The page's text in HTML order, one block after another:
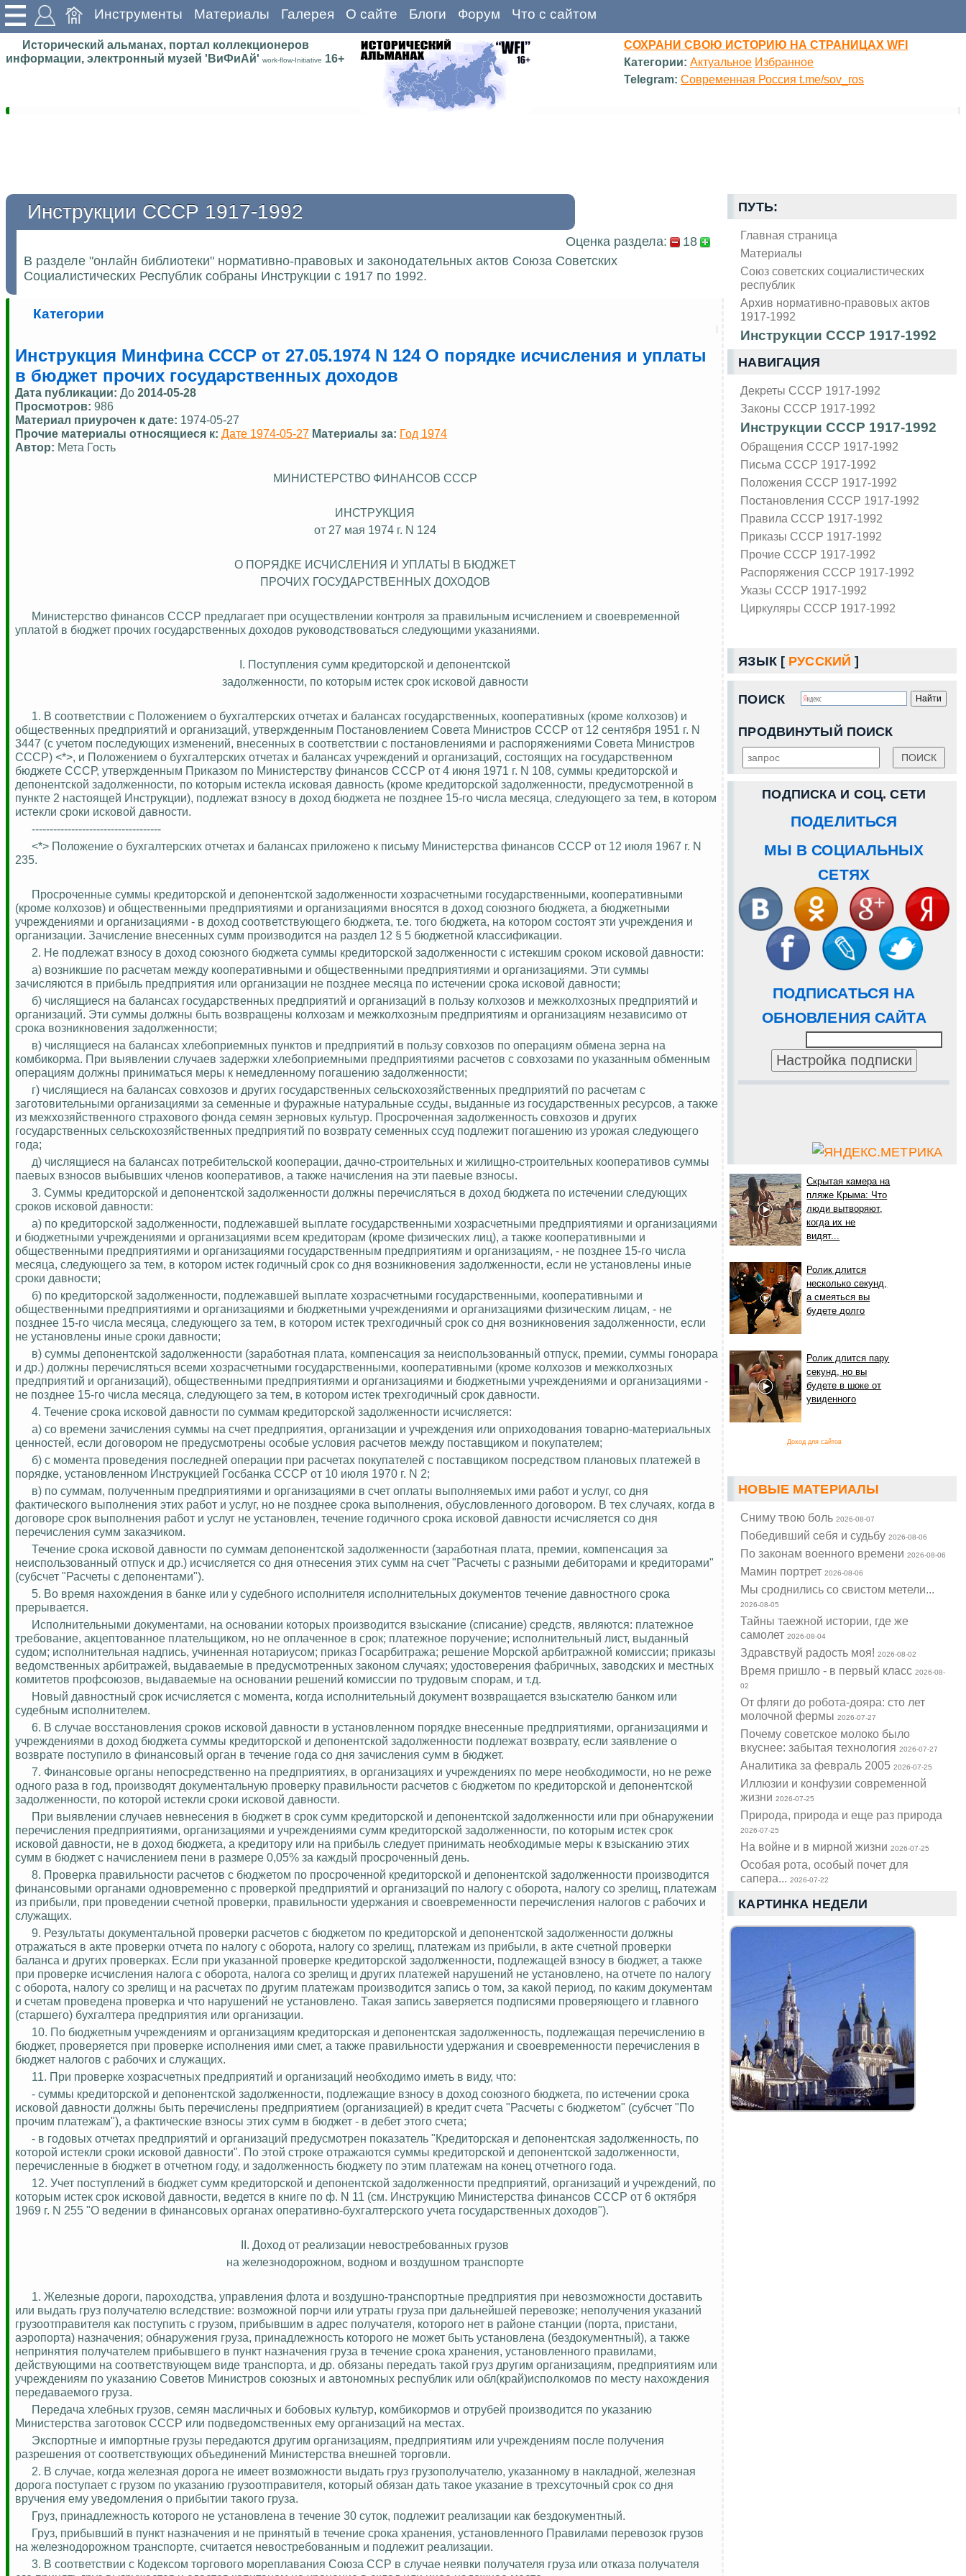
Инструменты Материалы Галерея О сайте Блоги Форум Что с сайтом
Исторический альманах, портал коллекционеров
информации, электронный музей 'ВиФиАй' work-flow-Initiative 16+
СОХРАНИ СВОЮ ИСТОРИЮ НА СТРАНИЦАХ WFI
Категории: Актуальное Избранное
Telegram: Современная Россия t.me/sov_ros
ПУТЬ:
Главная страница
Материалы
Союз советских социалистических
республик
Архив нормативно-правовых актов
1917-1992
Инструкции СССР 1917-1992
НАВИГАЦИЯ
Декреты СССР 1917-1992
Законы СССР 1917-1992
Инструкции СССР 1917-1992
Обращения СССР 1917-1992
Письма СССР 1917-1992
Положения СССР 1917-1992
Постановления СССР 1917-1992
Правила СССР 1917-1992
Приказы СССР 1917-1992
Прочие СССР 1917-1992
Распоряжения СССР 1917-1992
Указы СССР 1917-1992
Циркуляры СССР 1917-1992
ЯЗЫК [ РУССКИЙ ]
ПОИСК
ПРОДВИНУТЫЙ ПОИСК
ПОДПИСКА И СОЦ. СЕТИ
ПОДЕЛИТЬСЯ
МЫ В СОЦИАЛЬНЫХ
СЕТЯХ
ПОДПИСАТЬСЯ НА
ОБНОВЛЕНИЯ САЙТА
Скрытая камера на
пляже Крыма: Что
люди вытворяют,
когда их не
видят...
Ролик длится
несколько секунд,
а смеяться вы
будете долго
Ролик длится пару
секунд, но вы
будете в шоке от
увиденного
Доход для сайтов
НОВЫЕ МАТЕРИАЛЫ
Cниму твою боль2026-08-07
Победивший себя и судьбу2026-08-06
По законам военного времени2026-08-06
Мамин портрет2026-08-06
Мы сроднились со свистом метели...
2026-08-05
Тайны таежной истории, где же
самолет2026-08-04
Здравствуй радость моя!2026-08-02
Время пришло - в первый класс2026-08-
02
От фляги до робота-дояра: сто лет
молочной фермы2026-07-27
Почему советское молоко было
вкуснее: забытая технология2026-07-27
Аналитика за февраль 20052026-07-25
Иллюзии и конфузии современной
жизни2026-07-25
Природа, природа и еще раз природа
2026-07-25
На войне и в мирной жизни2026-07-25
Особая рота, особый почет для
сапера...2026-07-22
КАРТИНКА НЕДЕЛИ
Инструкции СССР 1917-1992
Оценка раздела:
18
В разделе "онлайн библиотеки" нормативно-правовых и законодательных актов Союза Советских
Социалистических Республик собраны Инструкции с 1917 по 1992.
Категории
Инструкция Минфина СССР от 27.05.1974 N 124 О порядке исчисления и уплаты
в бюджет прочих государственных доходов
Дата публикации: До 2014-05-28
Просмотров: 986
Материал приурочен к дате: 1974-05-27
Прочие материалы относящиеся к: Дате 1974-05-27 Материалы за: Год 1974
Автор: Мета Гость
МИНИСТЕРСТВО ФИНАНСОВ СССР
ИНСТРУКЦИЯ
от 27 мая 1974 г. N 124
О ПОРЯДКЕ ИСЧИСЛЕНИЯ И УПЛАТЫ В БЮДЖЕТ
ПРОЧИХ ГОСУДАРСТВЕННЫХ ДОХОДОВ
Министерство финансов СССР предлагает при осуществлении контроля за правильным исчислением и своевременной
уплатой в бюджет прочих государственных доходов руководствоваться следующими указаниями.
I. Поступления сумм кредиторской и депонентской
задолженности, по которым истек срок исковой давности
1. В соответствии с Положением о бухгалтерских отчетах и балансах государственных, кооперативных (кроме колхозов) и
общественных предприятий и организаций, утвержденным Постановлением Совета Министров СССР от 12 сентября 1951 г. N
3447 (с учетом последующих изменений, внесенных в соответствии с постановлениями и распоряжениями Совета Министров
СССР) <*>, и Положением о бухгалтерских отчетах и балансах учреждений и организаций, состоящих на государственном
бюджете СССР, утвержденным Приказом по Министерству финансов СССР от 4 июня 1971 г. N 108, суммы кредиторской и
депонентской задолженности, по которым истекла исковая давность (кроме кредиторской задолженности, предусмотренной в
пункте 2 настоящей Инструкции), подлежат взносу в доход бюджета не позднее 15-го числа месяца, следующего за тем, в котором
истекли сроки исковой давности.
------------------------------------
<*> Положение о бухгалтерских отчетах и балансах приложено к письму Министерства финансов СССР от 12 июля 1967 г. N
235.
Просроченные суммы кредиторской и депонентской задолженности хозрасчетными государственными, кооперативными
(кроме колхозов) и общественными предприятиями и организациями вносятся в доход союзного бюджета, а бюджетными
учреждениями и организациями - в доход соответствующего бюджета, т.е. того бюджета, на котором состоят эти учреждения и
организации. Зачисление внесенных сумм производится на раздел 12 § 5 бюджетной классификации.
2. Не подлежат взносу в доход союзного бюджета суммы кредиторской задолженности с истекшим сроком исковой давности:
а) возникшие по расчетам между кооперативными и общественными предприятиями и организациями. Эти суммы
зачисляются в прибыль предприятия или организации не позднее месяца по истечении срока исковой давности;
б) числящиеся на балансах государственных предприятий и организаций в пользу колхозов и межколхозных предприятий и
организаций. Эти суммы должны быть возвращены колхозам и межколхозным предприятиям и организациям независимо от
срока возникновения задолженности;
в) числящиеся на балансах хлебоприемных пунктов и предприятий в пользу совхозов по операциям обмена зерна на
комбикорма. При выявлении случаев задержки хлебоприемными предприятиями расчетов с совхозами по указанным обменным
операциям должны приниматься меры к немедленному погашению задолженности;
г) числящиеся на балансах совхозов и других государственных сельскохозяйственных предприятий по расчетам с
заготовительными организациями за семенные и фуражные натуральные ссуды, выданные из государственных ресурсов, а также
из межхозяйственного страхового фонда семян зерновых культур. Просроченная задолженность совхозов и других
государственных сельскохозяйственных предприятий по возврату семенных ссуд подлежит погашению из урожая следующего
года;
д) числящиеся на балансах потребительской кооперации, дачно-строительных и жилищно-строительных кооперативов суммы
паевых взносов выбывших членов кооперативов, а также начисления на эти паевые взносы.
3. Суммы кредиторской и депонентской задолженности должны перечисляться в доход бюджета по истечении следующих
сроков исковой давности:
а) по кредиторской задолженности, подлежавшей выплате государственными хозрасчетными предприятиями и организациями
и бюджетными учреждениями и организациями всем кредиторам (кроме физических лиц), а также кооперативными и
общественными предприятиями и организациями государственным предприятиям и организациям, - не позднее 15-го числа
месяца, следующего за тем, в котором истек годичный срок со дня возникновения задолженности, если не установлены иные
сроки давности;
б) по кредиторской задолженности, подлежавшей выплате хозрасчетными государственными, кооперативными и
общественными предприятиями и организациями и бюджетными учреждениями и организациями физическим лицам, - не
позднее 15-го числа месяца, следующего за тем, в котором истек трехгодичный срок со дня возникновения задолженности, если
не установлены иные сроки давности;
в) суммы депонентской задолженности (заработная плата, компенсация за неиспользованный отпуск, премии, суммы гонорара
и др.) должны перечисляться всеми хозрасчетными государственными, кооперативными (кроме колхозов и межколхозных
предприятий и организаций), общественными предприятиями и организациями и бюджетными учреждениями и организациями -
не позднее 15-го числа месяца, следующего за тем, в котором истек трехгодичный срок давности.
4. Течение срока исковой давности по суммам кредиторской задолженности исчисляется:
а) со времени зачисления суммы на счет предприятия, организации и учреждения или оприходования товарно-материальных
ценностей, если договором не предусмотрены особые условия расчетов между поставщиком и покупателем;
б) с момента проведения последней операции при расчетах покупателей с поставщиком посредством плановых платежей в
порядке, установленном Инструкцией Госбанка СССР от 10 июля 1970 г. N 2;
в) по суммам, полученным предприятиями и организациями в счет оплаты выполняемых ими работ и услуг, со дня
фактического выполнения этих работ и услуг, но не позднее срока выполнения, обусловленного договором. В тех случаях, когда в
договоре срок выполнения работ и услуг не установлен, течение годичного срока исковой давности исчисляется со дня
перечисления сумм заказчиком.
Течение срока исковой давности по суммам депонентской задолженности (заработная плата, премии, компенсация за
неиспользованный отпуск и др.) исчисляется со дня отнесения этих сумм на счет "Расчеты с разными дебиторами и кредиторами"
(субсчет "Расчеты с депонентами").
5. Во время нахождения в банке или у судебного исполнителя исполнительных документов течение давностного срока
прерывается.
Исполнительными документами, на основании которых производится взыскание (списание) средств, являются: платежное
требование, акцептованное плательщиком, но не оплаченное в срок; платежное поручение; исполнительный лист, выданный
судом; исполнительная надпись, учиненная нотариусом; приказ Госарбитража; решение Морской арбитражной комиссии; приказы
ведомственных арбитражей, выдаваемые в предусмотренных законом случаях; удостоверения фабричных, заводских и местных
комитетов профсоюзов, выдаваемые на основании решений комиссии по трудовым спорам, и т.д.
Новый давностный срок исчисляется с момента, когда исполнительный документ возвращается взыскателю банком или
судебным исполнителем.
6. В случае восстановления сроков исковой давности в установленном порядке внесенные предприятиями, организациями и
учреждениями в доход бюджета суммы кредиторской и депонентской задолженности подлежат возврату, если заявление о
возврате поступило в финансовый орган в течение года со дня зачисления сумм в бюджет.
7. Финансовые органы непосредственно на предприятиях, в организациях и учреждениях по мере необходимости, но не реже
одного раза в год, производят документальную проверку правильности расчетов с бюджетом по кредиторской и депонентской
задолженности, по которой истекли сроки исковой давности.
При выявлении случаев невнесения в бюджет в срок сумм кредиторской и депонентской задолженности или при обнаружении
перечисления предприятиями, организациями и учреждениями сумм кредиторской задолженности, по которым истек срок
исковой давности, не в доход бюджета, а кредитору или на прибыль следует принимать необходимые меры к взысканию этих
сумм в бюджет с начислением пени в размере 0,05% за каждый просроченный день.
8. Проверка правильности расчетов с бюджетом по просроченной кредиторской и депонентской задолженности производится
финансовыми органами одновременно с проверкой предприятий и организаций по налогу с оборота, налогу со зрелищ, платежам
из прибыли, при проведении счетной проверки, правильности удержания и своевременности перечисления налогов с рабочих и
служащих.
9. Результаты документальной проверки расчетов с бюджетом по кредиторской и депонентской задолженности должны
отражаться в акте проверки отчета по налогу с оборота, налогу со зрелищ, платежам из прибыли, в акте счетной проверки
баланса и других проверках. Если при указанной проверке кредиторской задолженности, подлежащей взносу в бюджет, а также
при проверке исчисления налога с оборота, налога со зрелищ и других платежей нарушений не установлено, на отчете по налогу
с оборота, налогу со зрелищ и на расчетах по другим платежам производится запись о том, за какой период, по каким документам
и счетам проведена проверка и что нарушений не установлено. Такая запись заверяется подписями проверяющего и главного
(старшего) бухгалтера предприятия или организации.
10. По бюджетным учреждениям и организациям кредиторская и депонентская задолженность, подлежащая перечислению в
бюджет, проверяется при проверке исполнения ими смет, а также правильности удержания и своевременности перечисления в
бюджет налогов с рабочих и служащих.
11. При проверке хозрасчетных предприятий и организаций необходимо иметь в виду, что:
- суммы кредиторской и депонентской задолженности, подлежащие взносу в доход союзного бюджета, по истечении срока
исковой давности должны быть перечислены предприятием (организацией) в кредит счета "Расчеты с бюджетом" (субсчет "По
прочим платежам"), а фактические взносы этих сумм в бюджет - в дебет этого счета;
- в годовых отчетах предприятий и организаций предусмотрен показатель "Кредиторская и депонентская задолженность, по
которой истекли сроки исковой давности". По этой строке отражаются суммы кредиторской и депонентской задолженности,
перечисленные в бюджет в отчетном году, и задолженность бюджету по этим платежам на конец отчетного года.
12. Учет поступлений в бюджет сумм кредиторской и депонентской задолженности предприятий, организаций и учреждений, по
которым истек срок исковой давности, ведется в книге по ф. N 11 (см. Инструкцию Министерства финансов СССР от 6 октября
1969 г. N 255 "О ведении в финансовых органах оперативно-бухгалтерского учета государственных доходов").
II. Доход от реализации невостребованных грузов
на железнодорожном, водном и воздушном транспорте
1. Железные дороги, пароходства, управления флота и воздушно-транспортные предприятия при невозможности доставить
или выдать груз получателю вследствие: возможной порчи или утраты груза при дальнейшей перевозке; неполучения указаний
грузоотправителя как поступить с грузом, прибывшим в адрес получателя, которого нет в районе станции (порта, пристани,
аэропорта) назначения; обнаружения груза, принадлежность которого не может быть установлена (бездокументный), а также
непринятия получателем прибывшего в пункт назначения груза в течение срока хранения, установленного правилами,
действующими на соответствующем виде транспорта, и др. обязаны передать такой груз другим организациям, предприятиям или
учреждениям по указанию Советов Министров союзных и автономных республик или обл(край)исполкомов по месту нахождения
передаваемого груза.
Передача хлебных грузов, семян масличных и бобовых культур, комбикормов и отрубей производится по указанию
Министерства заготовок СССР или подведомственных ему организаций на местах.
Экспортные и импортные грузы передаются другим организациям, предприятиям или учреждениям после получения
разрешения от соответствующих объединений Министерства внешней торговли.
2. В случае, когда железная дорога не имеет возможности выдать груз грузополучателю, указанному в накладной, железная
дорога поступает с грузом по указанию грузоотправителя, который обязан дать такое указание в трехсуточный срок со дня
вручения ему уведомления о прибытии такого груза.
Груз, принадлежность которого не установлена в течение 30 суток, подлежит реализации как бездокументный.
Груз, прибывший в пункт назначения и не принятый в течение срока хранения, установленного Правилами перевозок грузов
на железнодорожном транспорте, считается невостребованным и подлежит реализации.
3. В соответствии с Кодексом торгового мореплавания Союза ССР в случае неявки получателя груза или отказа получателя